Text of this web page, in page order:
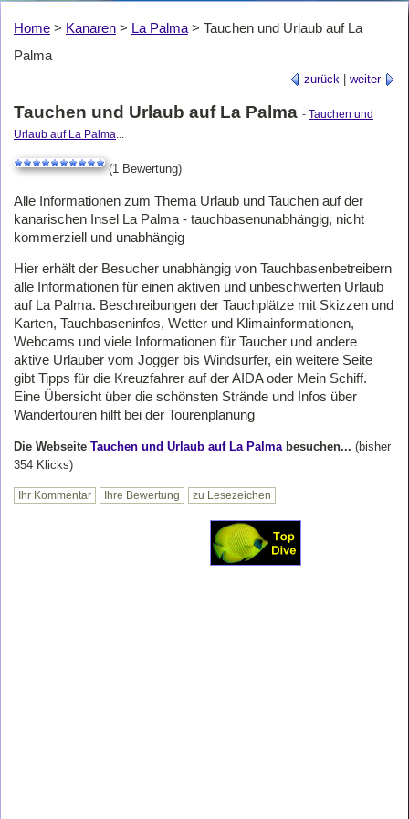
Home > Kanaren > La Palma > Tauchen und Urlaub auf La
Palma
zurück | weiter
Tauchen und Urlaub auf La Palma - Tauchen und
Urlaub auf La Palma...
(1 Bewertung)
Alle Informationen zum Thema Urlaub und Tauchen auf der
kanarischen Insel La Palma - tauchbasenunabhängig, nicht
kommerziell und unabhängig
Hier erhält der Besucher unabhängig von Tauchbasenbetreibern
alle Informationen für einen aktiven und unbeschwerten Urlaub
auf La Palma. Beschreibungen der Tauchplätze mit Skizzen und
Karten, Tauchbaseninfos, Wetter und Klimainformationen,
Webcams und viele Informationen für Taucher und andere
aktive Urlauber vom Jogger bis Windsurfer, ein weitere Seite
gibt Tipps für die Kreuzfahrer auf der AIDA oder Mein Schiff.
Eine Übersicht über die schönsten Strände und Infos über
Wandertouren hilft bei der Tourenplanung
Die Webseite Tauchen und Urlaub auf La Palma besuchen... (bisher
354 Klicks)
Ihr Kommentar Ihre Bewertung zu Lesezeichen